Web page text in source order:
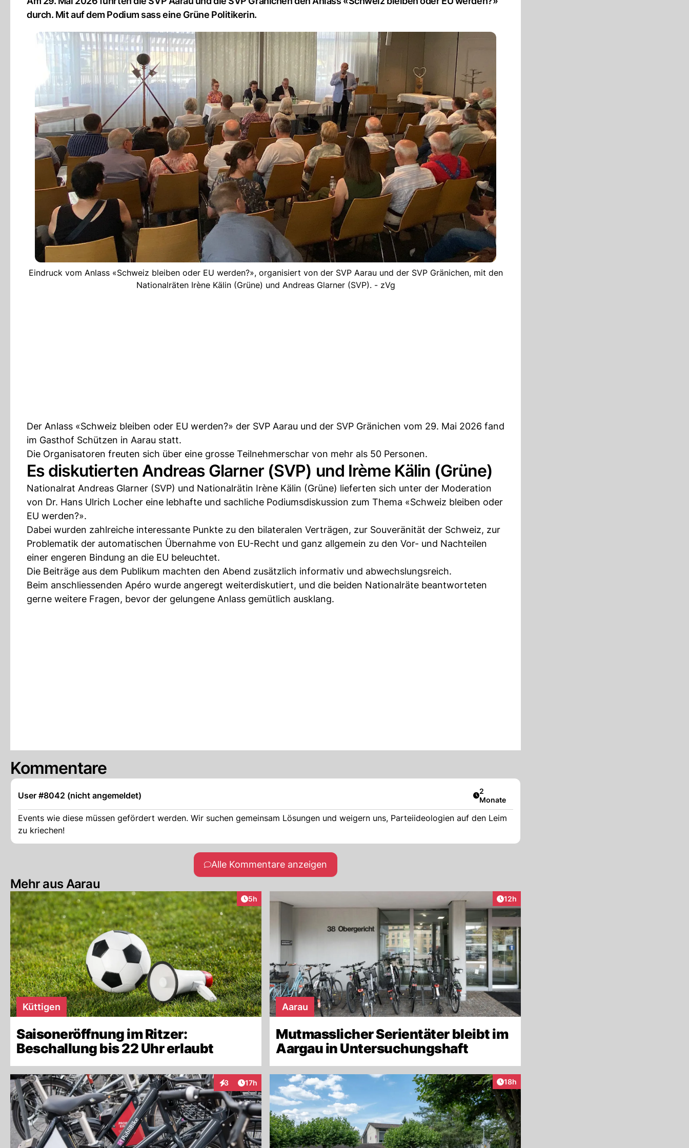
durch. Mit auf dem Podium sass eine Grüne Politikerin.
Eindruck vom Anlass «Schweiz bleiben oder EU werden?», organisiert von der SVP Aarau und der SVP Gränichen, mit den
Nationalräten Irène Kälin (Grüne) und Andreas Glarner (SVP). - zVg
Der Anlass «Schweiz bleiben oder EU werden?» der SVP Aarau und der SVP Gränichen vom 29. Mai 2026 fand
im Gasthof Schützen in Aarau statt.
Die Organisatoren freuten sich über eine grosse Teilnehmerschar von mehr als 50 Personen.
Es diskutierten Andreas Glarner (SVP) und Irème Kälin (Grüne)
Nationalrat Andreas Glarner (SVP) und Nationalrätin Irène Kälin (Grüne) lieferten sich unter der Moderation
von Dr. Hans Ulrich Locher eine lebhafte und sachliche Podiumsdiskussion zum Thema «Schweiz bleiben oder
EU werden?».
Dabei wurden zahlreiche interessante Punkte zu den bilateralen Verträgen, zur Souveränität der Schweiz, zur
Problematik der automatischen Übernahme von EU-Recht und ganz allgemein zu den Vor- und Nachteilen
einer engeren Bindung an die EU beleuchtet.
Die Beiträge aus dem Publikum machten den Abend zusätzlich informativ und abwechslungsreich.
Beim anschliessenden Apéro wurde angeregt weiterdiskutiert, und die beiden Nationalräte beantworteten
gerne weitere Fragen, bevor der gelungene Anlass gemütlich ausklang.
Kommentare
User #8042 (nicht angemeldet) Artikel veröffentlicht:
2
Monate
Events wie diese müssen gefördert werden. Wir suchen gemeinsam Lösungen und weigern uns, Parteiideologien auf den Leim
zu kriechen!
Alle Kommentare anzeigen
Mehr aus Aarau
Artikel veröffentlicht:
5h
Küttigen
Saisoneröffnung im Ritzer:
Beschallung bis 22 Uhr erlaubt
Artikel veröffentlicht:
12h
Aarau
Mutmasslicher Serientäter bleibt im
Aargau in Untersuchungshaft
3
InteraktionenArtikel veröffentlicht:
17h Artikel veröffentlicht:
18h